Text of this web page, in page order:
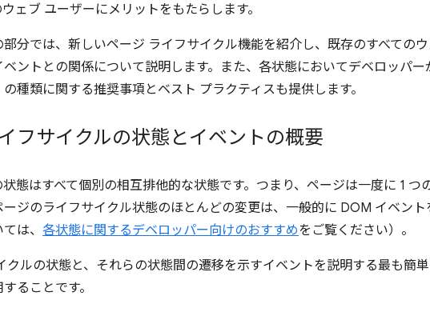
ェブ ユーザーにメリットをもたらします。
部分では、新しいページ ライフサイクル機能を紹介し、既存のすべての
ベントとの関係について説明します。また、各状態においてデベロッパー
種類に関する推奨事項とベスト プラクティスも提供します。
フサイクルの状態とイベントの概要
態はすべて個別の相互排他的な状態です。つまり、ページは一度に 1 つ
ージのライフサイクル状態のほとんどの変更は、一般的に DOM イベント
は、 各状態に関するデベロッパー向けのおすすめをご覧ください）。
クルの状態と、それらの状態間の遷移を示すイベントを説明する最も簡
ることです。